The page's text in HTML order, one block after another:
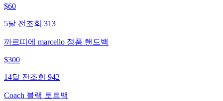
$60
5달 전 조회 313
까르띠에 marcello 정품 핸드백
$300
14달 전 조회 942
Coach 블랙 토트백